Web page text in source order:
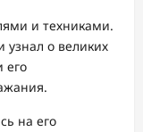
и техниками.
узнал о великих
его
на его